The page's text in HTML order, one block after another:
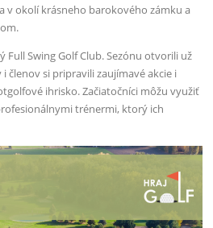
v okolí krásneho barokového zámku a
Full Swing Golf Club. Sezónu otvorili už
členov si pripravili zaujímavé akcie i
ihrisko. Začiatočníci môžu využiť
trénermi, ktorý ich